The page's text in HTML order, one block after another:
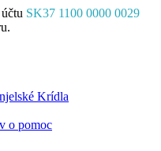
SK37 1100 0000 0029
Krídla
o pomoc